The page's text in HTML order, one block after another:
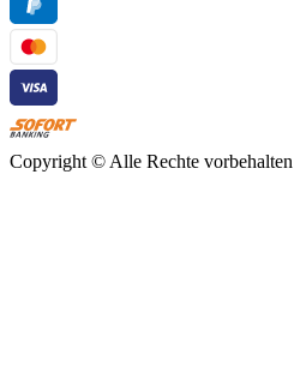
Copyright ©Alle Rechte vorbehalten